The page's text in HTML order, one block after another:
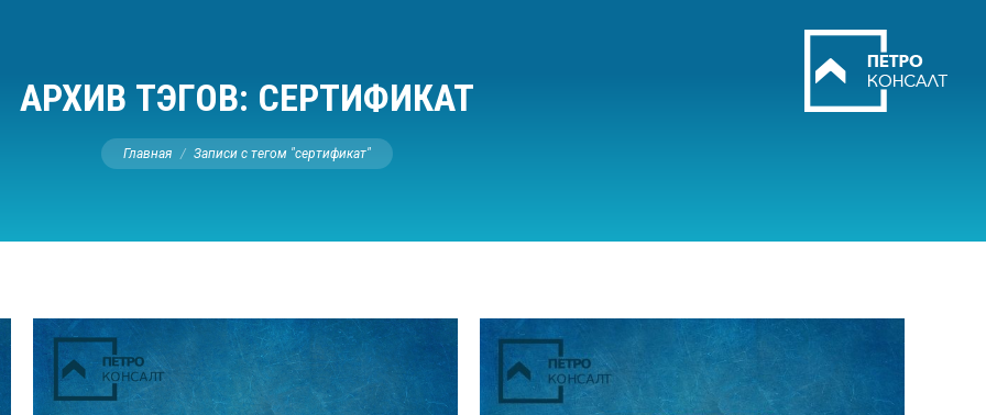
АРХИВ ТЭГОВ: СЕРТИФИКАТ
Вы здесь:
Главная Записи с тегом "сертификат"